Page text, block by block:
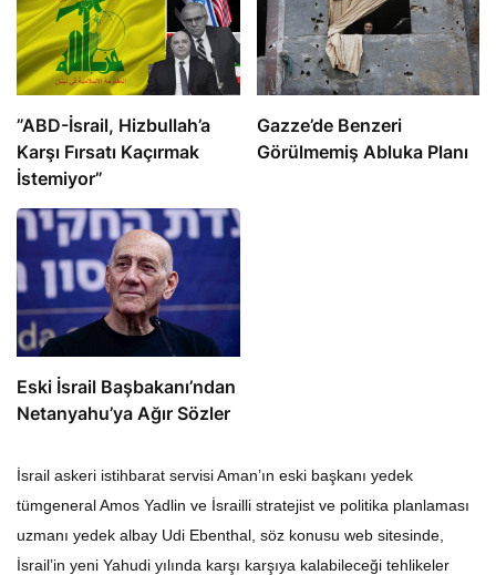
​​​​​​​”ABD-İsrail, Hizbullah’a
Karşı Fırsatı Kaçırmak
İstemiyor”
​​​​​​​Gazze’de Benzeri
Görülmemiş Abluka Planı
Eski İsrail Başbakanı’ndan
Netanyahu’ya Ağır Sözler
İsrail askeri istihbarat servisi Aman’ın eski başkanı yedek
tümgeneral Amos Yadlin ve İsrailli stratejist ve politika planlaması
uzmanı yedek albay Udi Ebenthal, söz konusu web sitesinde,
İsrail’in yeni Yahudi yılında karşı karşıya kalabileceği tehlikeler